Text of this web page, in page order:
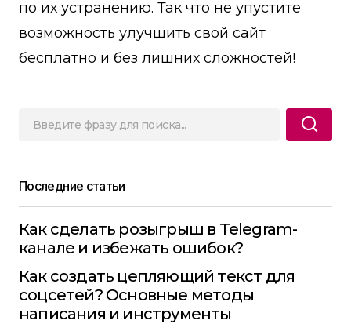
по их устранению. Так что не упустите
возможность улучшить свой сайт
бесплатно и без лишних сложностей!
Последние статьи
Как сделать розыгрыш в Telegram-
канале и избежать ошибок?
Как создать цепляющий текст для
соцсетей? Основные методы
написания и инструменты